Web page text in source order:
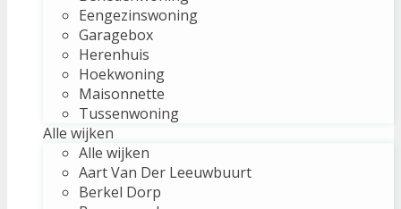
Eengezinswoning
Garagebox
Herenhuis
Hoekwoning
Maisonnette
Tussenwoning
Alle wijken
Alle wijken
Aart Van Der Leeuwbuurt
Berkel Dorp